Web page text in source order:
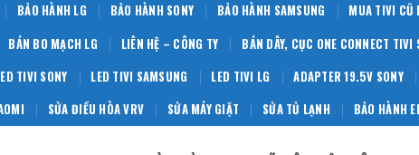
BẢO HÀNH LG BẢO HÀNH SONY BẢO HÀNH SAMSUNG MUA TIVI CŨ
BÁN BO MẠCH LG LIÊN HỆ – CÔNG TY BÁN DÂY, CỤC ONE CONNECT TIVI
TIVI SONY LED TIVI SAMSUNG LED TIVI LG ADAPTER 19.5V SONY
SỬA ĐIỀU HÒA VRV SỬA MÁY GIẶT SỬA TỦ LẠNH BẢO HÀNH